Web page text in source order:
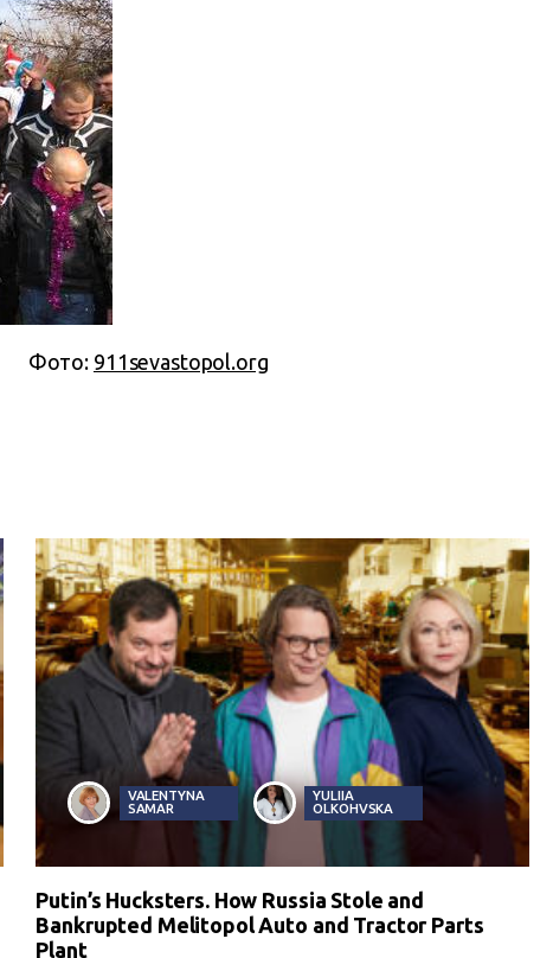
Фото: 911sevastopol.org
VALENTYNA
SAMAR
YULIIA
OLKOHVSKA
Putin’s Hucksters. How Russia Stole and
Bankrupted Melitopol Auto and Tractor Parts
Plant